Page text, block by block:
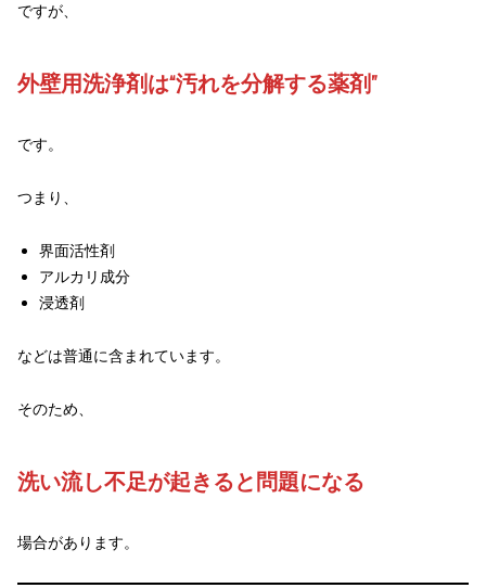
ですが、
外壁用洗浄剤は“汚れを分解する薬剤”
です。
つまり、
界面活性剤
アルカリ成分
浸透剤
などは普通に含まれています。
そのため、
洗い流し不足が起きると問題になる
場合があります。